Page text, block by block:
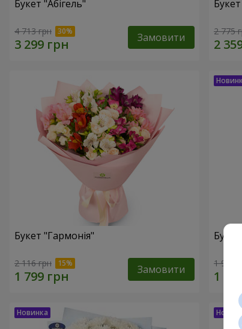
Букет "Абігель"
4 713 грн Замовити 2 775
Букет "Гармонія"
2 116 грн Замовити 1 999